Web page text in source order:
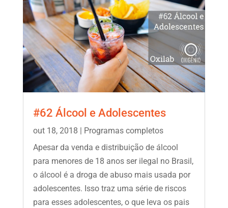
#62 Álcool e Adolescentes
out 18, 2018 | Programas completos
Apesar da venda e distribuição de álcool
para menores de 18 anos ser ilegal no Brasil,
o álcool é a droga de abuso mais usada por
adolescentes. Isso traz uma série de riscos
para esses adolescentes, o que leva os pais